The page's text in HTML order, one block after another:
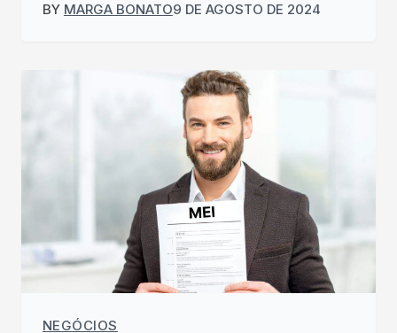
BY MARGA BONATO9 DE AGOSTO DE 2024
NEGÓCIOS